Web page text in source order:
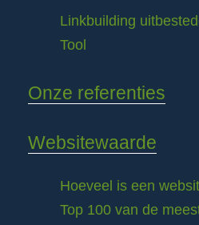
Linkbuilding
Tool
Onze referenties
Websitewaarde
Hoeveel is een
Top 100 van de